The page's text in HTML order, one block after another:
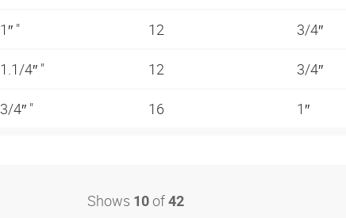
1″ " 12 3/4″
1.1/4″ " 12 3/4″
3/4″ " 16 1″
Shows 10 of 42